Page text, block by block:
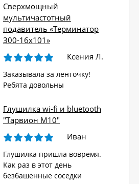
подавитель «Терминатор 200-8х42»
Регулировка мощности: Да
Выбор блокируемых частот: Да
Блокируемые частоты: GSM-900 МГц, GSM-
1800 МГц, 3G-2100 МГц, 4G (Mobile), 4G (LTE),
Сверхмощный
мультичастотный
подавитель «Терминатор
300-16х101»
Ксения Л.
Заказывала за ленточку!
Ребята довольны
Глушилка wi-fi и bluetooth
"Тарвион M10"
Иван
Глушилка пришла вовремя.
Как раз в этот день
безбашенные соседки